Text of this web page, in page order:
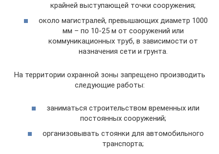
крайней выступающей точки сооружения;
около магистралей, превышающих диаметр 1000
мм – по 10-25 м от сооружений или
коммуникационных труб, в зависимости от
назначения сети и грунта.
На территории охранной зоны запрещено производить
следующие работы:
заниматься строительством временных или
постоянных сооружений;
организовывать стоянки для автомобильного
транспорта;